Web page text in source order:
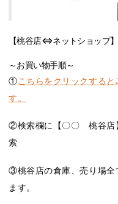
【桃谷店⇔ネットショップ】
～お買い物手順～
①こちらをクリックする
す。
②検索欄に【〇〇 桃谷店
索
③桃谷店の倉庫、売り場全
ます。